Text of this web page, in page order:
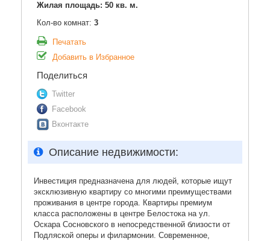
Жилая площадь: 50 кв. м.
Кол-во комнат: 3
Печатать
Добавить в Избранное
Поделиться
Twitter
Facebook
Вконтакте
Описание недвижимости:
Инвестиция предназначена для людей, которые ищут
эксклюзивную квартиру со многими преимуществами
проживания в центре города. Квартиры премиум
класса расположены в центре Белостока на ул.
Оскара Сосновского в непосредственной близости от
Подляской оперы и филармонии. Современное,